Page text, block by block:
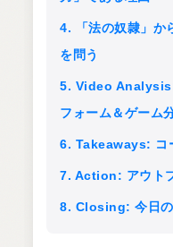
4. 「法の奴隷」か
を問う
5. Video Analysis:
フォーム＆ゲーム
6. Takeaways: コ
7. Action: アウト
8. Closing: 今日の